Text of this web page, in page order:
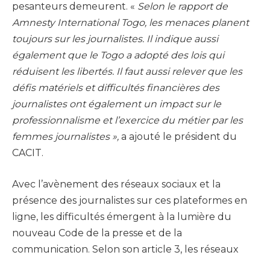
pesanteurs demeurent. « Selon le rapport de
Amnesty International Togo, les menaces planent
toujours sur les journalistes. Il indique aussi
également que le Togo a adopté des lois qui
réduisent les libertés. Il faut aussi relever que les
défis matériels et difficultés financières des
journalistes ont également un impact sur le
professionnalisme et l’exercice du métier par les
femmes journalistes », a ajouté le président du
CACIT.
Avec l’avènement des réseaux sociaux et la
présence des journalistes sur ces plateformes en
ligne, les difficultés émergent à la lumière du
nouveau Code de la presse et de la
communication. Selon son article 3, les réseaux